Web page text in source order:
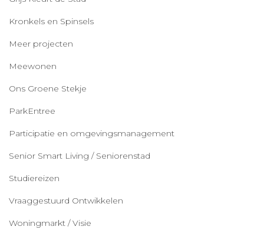
Kronkels en Spinsels
Meer projecten
Meewonen
Ons Groene Stekje
ParkEntree
Participatie en omgevingsmanagement
Senior Smart Living / Seniorenstad
Studiereizen
Vraaggestuurd Ontwikkelen
Woningmarkt / Visie